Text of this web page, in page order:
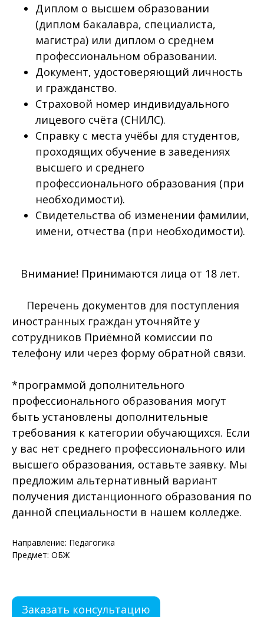
Диплом о высшем образовании
(диплом бакалавра, специалиста,
магистра) или диплом о среднем
профессиональном образовании.
Документ, удостоверяющий личность
и гражданство.
Страховой номер индивидуального
лицевого счёта (СНИЛС).
Справку с места учёбы для студентов,
проходящих обучение в заведениях
высшего и среднего
профессионального образования (при
необходимости).
Свидетельства об изменении фамилии,
имени, отчества (при необходимости).
Внимание! Принимаются лица от 18 лет.
Перечень документов для поступления
иностранных граждан уточняйте у
сотрудников Приёмной комиссии по
телефону или через форму обратной связи.
*программой дополнительного
профессионального образования могут
быть установлены дополнительные
требования к категории обучающихся. Если
у вас нет среднего профессионального или
высшего образования, оставьте заявку. Мы
предложим альтернативный вариант
получения дистанционного образования по
данной специальности в нашем колледже.
Направление: Педагогика
Предмет: ОБЖ
Заказать консультацию